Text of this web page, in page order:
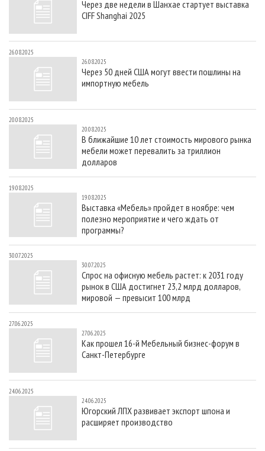
Через две недели в Шанхае стартует выставка
CIFF Shanghai 2025
26.08.2025
26.08.2025
Через 50 дней США могут ввести пошлины на
импортную мебель
20.08.2025
20.08.2025
В ближайшие 10 лет стоимость мирового рынка
мебели может перевалить за триллион
долларов
19.08.2025
19.08.2025
Выставка «Мебель» пройдет в ноябре: чем
полезно мероприятие и чего ждать от
программы?
30.07.2025
30.07.2025
Спрос на офисную мебель растет: к 2031 году
рынок в США достигнет 23,2 млрд долларов,
мировой — превысит 100 млрд
27.06.2025
27.06.2025
Как прошел 16-й Мебельный бизнес-форум в
Санкт-Петербурге
24.06.2025
24.06.2025
Югорский ЛПХ развивает экспорт шпона и
расширяет производство